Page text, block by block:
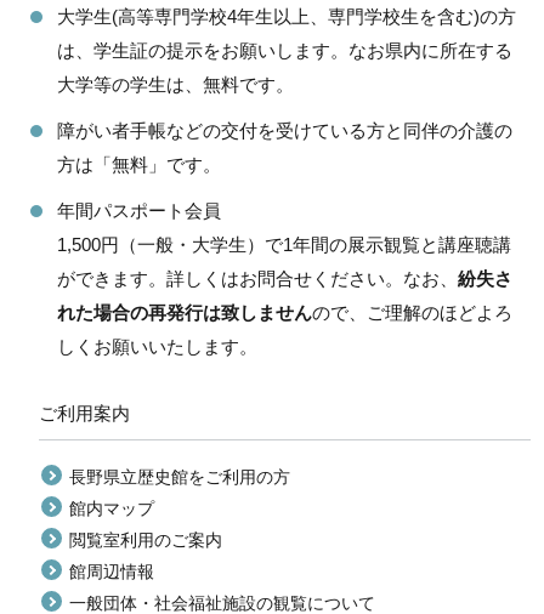
大学生(高等専門学校4年生以上、専門学校生を含む)の方
は、学生証の提示をお願いします。なお県内に所在する
大学等の学生は、無料です。
障がい者手帳などの交付を受けている方と同伴の介護の
方は「無料」です。
年間パスポート会員
1,500円（一般・大学生）で1年間の展示観覧と講座聴講
ができます。詳しくはお問合せください。なお、 紛失さ
れた場合の再発行は致しませんので、ご理解のほどよろ
しくお願いいたします。
ご利用案内
長野県立歴史館をご利用の方
館内マップ
閲覧室利用のご案内
館周辺情報
一般団体・社会福祉施設の観覧について